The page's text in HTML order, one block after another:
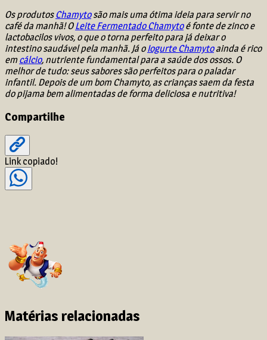
Os produtosChamytosão mais uma ótima ideia para servir no
café da manhã! OLeite Fermentado Chamytoé fonte de zinco e
lactobacilos vivos, o que o torna perfeito para já deixar o
intestino saudável pela manhã. Já oIogurte Chamytoainda é rico
emcálcio, nutriente fundamental para a saúde dos ossos. O
melhor de tudo: seus sabores são perfeitos para o paladar
infantil. Depois de um bom Chamyto, as crianças saem da festa
do pijama bem alimentadas de forma deliciosa e nutritiva!
Compartilhe
Link copiado!
Matérias relacionadas